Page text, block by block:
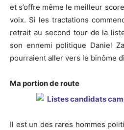
et s’offre même le meilleur
voix. Si les tractations
retrait au second tour de la
son ennemi politique Daniel
pourraient aller vers le binôme
Ma portion de route
Il est un des rares hommes